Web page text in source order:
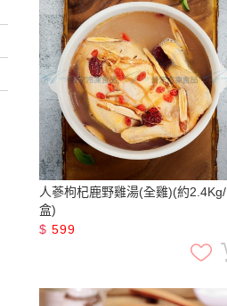
人蔘枸杞鹿野雞湯(全雞)(約2.4Kg/
盒)
$ 599